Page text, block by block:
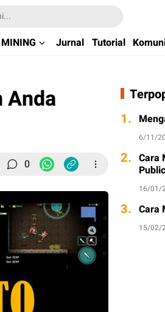
MINING Jurnal Tutorial
Anda
0
1.
6/11/
2. Cara
16/01/
3. Cara
15/02/